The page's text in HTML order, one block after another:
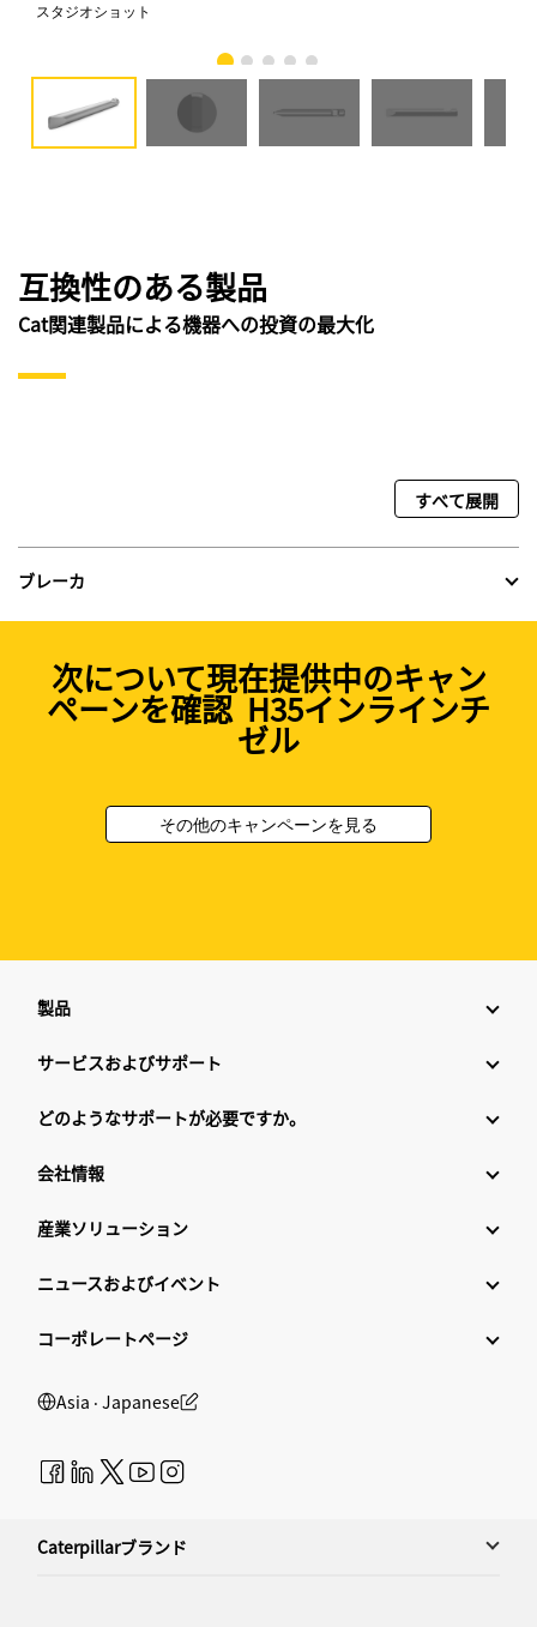
スタジオショット
互換性のある製品
Cat関連製品による機器への投資の最大化
すべて展開
ブレーカ
次について現在提供中のキャン
ペーンを確認 H35インラインチ
ゼル
その他のキャンペーンを見る
製品
サービスおよびサポート
どのようなサポートが必要ですか。
会社情報
産業ソリューション
ニュースおよびイベント
コーポレートページ
Asia ‧ Japanese
Caterpillarブランド